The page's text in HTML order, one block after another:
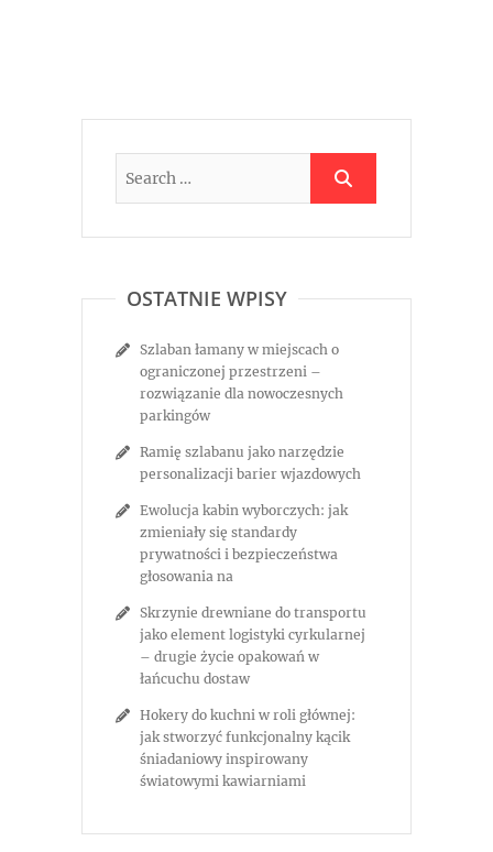
OSTATNIE WPISY
Szlaban łamany w miejscach o
ograniczonej przestrzeni –
rozwiązanie dla nowoczesnych
parkingów
Ramię szlabanu jako narzędzie
personalizacji barier wjazdowych
Ewolucja kabin wyborczych: jak
zmieniały się standardy
prywatności i bezpieczeństwa
głosowania na
Skrzynie drewniane do transportu
jako element logistyki cyrkularnej
– drugie życie opakowań w
łańcuchu dostaw
Hokery do kuchni w roli głównej:
jak stworzyć funkcjonalny kącik
śniadaniowy inspirowany
światowymi kawiarniami